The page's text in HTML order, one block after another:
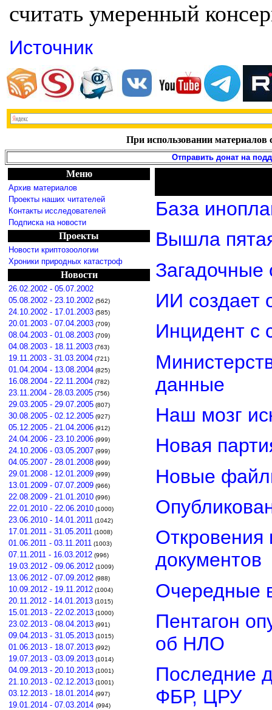
считать умеренный
Источник
При использовании материалов
Отправить донат на
Меню
Архив материалов
Проекты наших читателей
Контакты исследователей
Подписка на новости
Проекты
Новости криптозоологии
Хроники природных катастроф
Новости
26.02.2002 - 05.07.2002
05.08.2002 - 23.10.2002 (562)
24.10.2002 - 17.01.2003 (585)
20.01.2003 - 07.04.2003 (709)
08.04.2003 - 01.08.2003 (709)
04.08.2003 - 18.11.2003 (763)
19.11.2003 - 31.03.2004 (721)
01.04.2004 - 13.08.2004 (825)
16.08.2004 - 22.11.2004 (782)
23.11.2004 - 28.03.2005 (756)
29.03.2005 - 29.07.2005 (807)
30.08.2005 - 02.12.2005 (927)
05.12.2005 - 21.04.2006 (912)
24.04.2006 - 23.10.2006 (999)
24.10.2006 - 03.05.2007 (999)
04.05.2007 - 28.01.2008 (999)
29.01.2008 - 12.01.2009 (999)
13.01.2009 - 07.07.2009 (966)
22.08.2009 - 21.01.2010 (996)
22.01.2010 - 22.06.2010 (1000)
23.06.2010 - 14.01.2011 (1042)
17.01.2011 - 31.05.2011 (1008)
01.06.2011 - 03.11.2011 (1003)
07.11.2011 - 16.03.2012 (996)
19.03.2012 - 09.06.2012 (1009)
13.06.2012 - 07.09.2012 (988)
10.09.2012 - 19.11.2012 (1004)
20.11.2012 - 14.01.2013 (1015)
15.01.2013 - 22.02.2013 (1000)
23.02.2013 - 08.04.2013 (991)
09.04.2013 - 31.05.2013 (1015)
01.06.2013 - 18.07.2013 (992)
19.07.2013 - 03.09.2013 (1014)
04.09.2013 - 20.10.2013 (1001)
21.10.2013 - 02.12.2013 (1001)
03.12.2013 - 18.01.2014 (997)
19.01.2014 - 07.03.2014 (994)
База
Вышла
ИИ создает
Инцидент с
данные
Наш мозг
Новая
Новые
Откровения
документов
Очередные
Пентагон
об НЛО
Последние
ФБР, ЦРУ